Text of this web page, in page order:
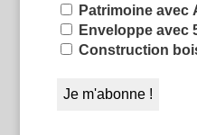
Patrimoine avec
Enveloppe avec
Construction